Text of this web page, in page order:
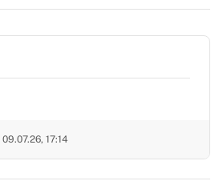
09.07.26, 17:14